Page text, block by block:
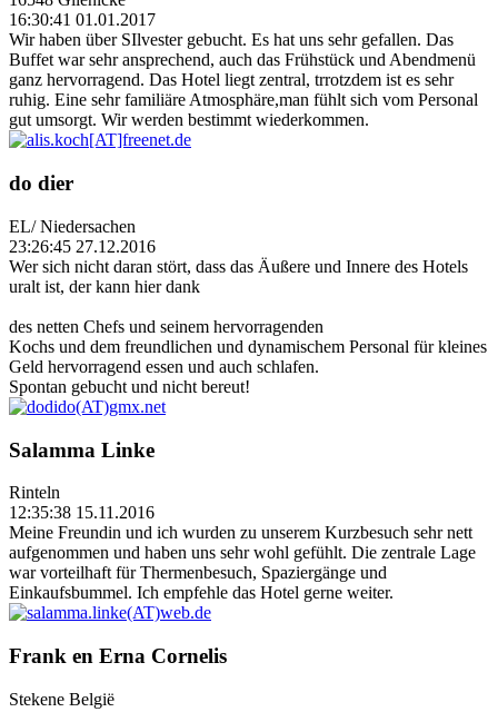
16:30:41 01.01.2017
Wir haben über SIlvester gebucht. Es hat uns sehr gefallen. Das
Buffet war sehr ansprechend, auch das Frühstück und Abendmenü
ganz hervorragend. Das Hotel liegt zentral, trrotzdem ist es sehr
ruhig. Eine sehr familiäre Atmosphäre,man fühlt sich vom Personal
gut umsorgt. Wir werden bestimmt wiederkommen.
do dier
EL/ Niedersachen
23:26:45 27.12.2016
Wer sich nicht daran stört, dass das Äußere und Innere des Hotels
uralt ist, der kann hier dank
des netten Chefs und seinem hervorragenden
Kochs und dem freundlichen und dynamischem Personal für kleines
Geld hervorragend essen und auch schlafen.
Spontan gebucht und nicht bereut!
Salamma Linke
Rinteln
12:35:38 15.11.2016
Meine Freundin und ich wurden zu unserem Kurzbesuch sehr nett
aufgenommen und haben uns sehr wohl gefühlt. Die zentrale Lage
war vorteilhaft für Thermenbesuch, Spaziergänge und
Einkaufsbummel. Ich empfehle das Hotel gerne weiter.
Frank en Erna Cornelis
Stekene België